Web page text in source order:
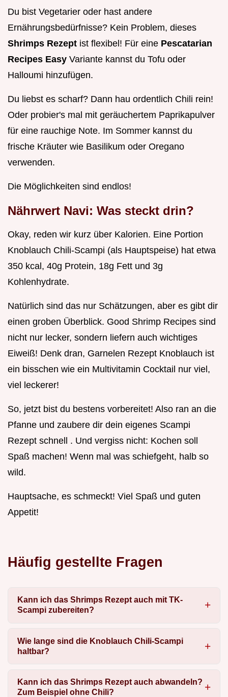
Du bist Vegetarier oder hast andere
Ernährungsbedürfnisse? Kein Problem, dieses
Shrimps Rezept ist flexibel! Für eine Pescatarian
Recipes Easy Variante kannst du Tofu oder
Halloumi hinzufügen.
Du liebst es scharf? Dann hau ordentlich Chili rein!
Oder probier's mal mit geräuchertem Paprikapulver
für eine rauchige Note. Im Sommer kannst du
frische Kräuter wie Basilikum oder Oregano
verwenden.
Die Möglichkeiten sind endlos!
Nährwert Navi: Was steckt drin?
Okay, reden wir kurz über Kalorien. Eine Portion
Knoblauch Chili-Scampi (als Hauptspeise) hat etwa
350 kcal, 40g Protein, 18g Fett und 3g
Kohlenhydrate.
Natürlich sind das nur Schätzungen, aber es gibt dir
einen groben Überblick. Good Shrimp Recipes sind
nicht nur lecker, sondern liefern auch wichtiges
Eiweiß! Denk dran, Garnelen Rezept Knoblauch ist
ein bisschen wie ein Multivitamin Cocktail nur viel,
viel leckerer!
So, jetzt bist du bestens vorbereitet! Also ran an die
Pfanne und zaubere dir dein eigenes Scampi
Rezept schnell . Und vergiss nicht: Kochen soll
Spaß machen! Wenn mal was schiefgeht, halb so
wild.
Hauptsache, es schmeckt! Viel Spaß und guten
Appetit!
Häufig gestellte Fragen
Kann ich das Shrimps Rezept auch mit TK-
Scampi zubereiten?
Wie lange sind die Knoblauch Chili-Scampi
haltbar?
Kann ich das Shrimps Rezept auch abwandeln?
Zum Beispiel ohne Chili?